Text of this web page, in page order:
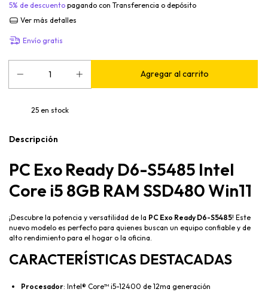
5% de descuento pagando con Transferencia o depósito
Ver más detalles
Envío gratis
25 en stock
Descripción
PC Exo Ready D6-S5485 Intel
Core i5 8GB RAM SSD480 Win11
¡Descubre la potencia y versatilidad de la PC Exo Ready D6-S5485! Este
nuevo modelo es perfecto para quienes buscan un equipo confiable y de
alto rendimiento para el hogar o la oficina.
CARACTERÍSTICAS DESTACADAS
Procesador: Intel® Core™ i5-12400 de 12ma generación